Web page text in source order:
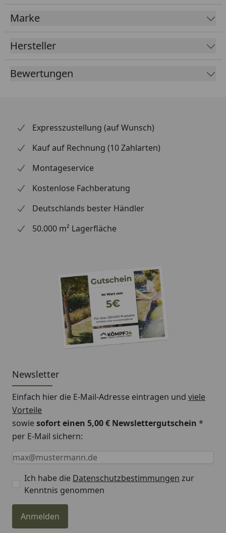
Marke
Hersteller
Bewertungen
Expresszustellung (auf Wunsch)
Kauf auf Rechnung (10 Zahlarten)
Montageservice
Kostenlose Fachberatung
Deutschlands bester Händler
50.000 m² Lagerfläche
Newsletter
Einfach hier die E-Mail-Adresse eintragen und viele
Vorteile
sowiesofort einen 5,00 € Newslettergutschein *
per E-Mail sichern:
Keine Eingabe erforderlich
Eingabe erforderlich
E-Mail *
Ich habe die Datenschutzbestimmungen zur
Kenntnis genommen
Anmelden